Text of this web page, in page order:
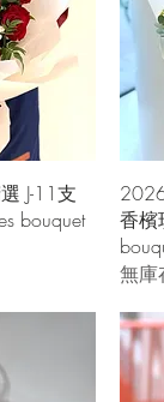
J-11支
bouquet
香檳
無庫